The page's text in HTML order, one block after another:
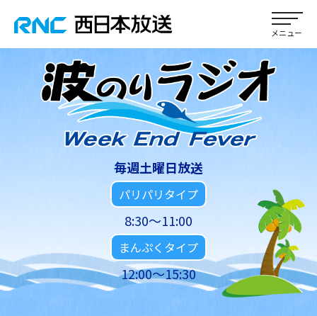
毎週土曜日放送
パリパリタイプ
8:30～11:00
まんぷくタイプ
12:00～15:30